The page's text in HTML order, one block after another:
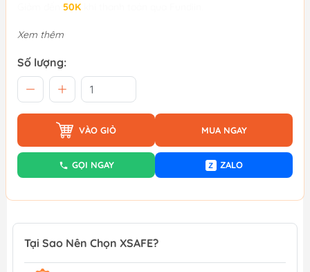
50K
Xem thêm
Số lượng:
VÀO GIỎ MUA NGAY
GỌI NGAY Z ZALO
Tại Sao Nên Chọn XSAFE?